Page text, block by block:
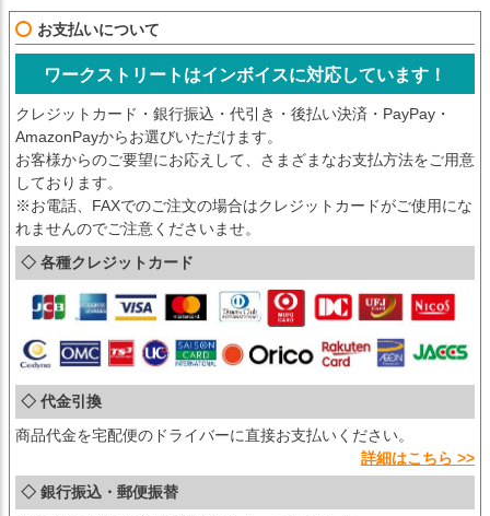
お支払いについて
ワークストリートはインボイスに対応しています！
クレジットカード・銀行振込・代引き・後払い決済・PayPay・
AmazonPayからお選びいただけます。
お客様からのご要望にお応えして、さまざまなお支払方法をご用意
しております。
※お電話、FAXでのご注文の場合はクレジットカードがご使用にな
れませんのでご注意くださいませ。
◇ 各種クレジットカード
◇ 代金引換
商品代金を宅配便のドライバーに直接お支払いください。
詳細はこちら >>
◇ 銀行振込・郵便振替